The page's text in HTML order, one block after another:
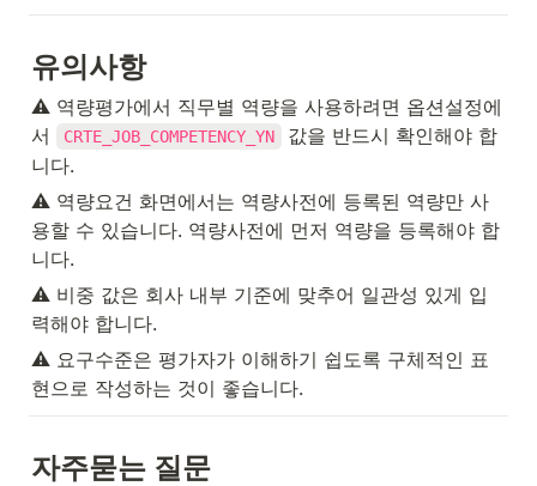
유의사항
⚠️ 역량평가에서 직무별 역량을 사용하려면 옵션설정에
서
CRTE_JOB_COMPETENCY_YN
값을 반드시 확인해야 합
니다.
⚠️ 역량요건 화면에서는 역량사전에 등록된 역량만 사
용할 수 있습니다. 역량사전에 먼저 역량을 등록해야 합
니다.
⚠️ 비중 값은 회사 내부 기준에 맞추어 일관성 있게 입
력해야 합니다.
⚠️ 요구수준은 평가자가 이해하기 쉽도록 구체적인 표
현으로 작성하는 것이 좋습니다.
자주묻는 질문